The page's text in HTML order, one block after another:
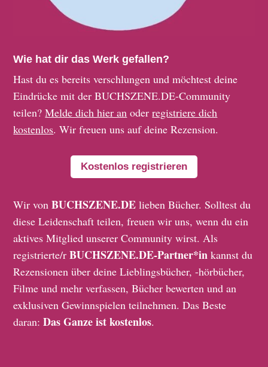
Wie hat dir das Werk gefallen?
Hast du es bereits verschlungen und möchtest deine
Eindrücke mit der BUCHSZENE.DE-Community
teilen?Melde dich hier an oderregistriere dich
kostenlos. Wir freuen uns auf deine Rezension.
Kostenlos registrieren
Wir vonBUCHSZENE.DE lieben Bücher. Solltest du
diese Leidenschaft teilen, freuen wir uns, wenn du ein
aktives Mitglied unserer Community wirst. Als
registrierte/rBUCHSZENE.DE-Partner*in kannst du
Rezensionen über deine Lieblingsbücher, -hörbücher,
Filme und mehr verfassen, Bücher bewerten und an
exklusiven Gewinnspielen teilnehmen. Das Beste
daran:Das Ganze ist kostenlos.